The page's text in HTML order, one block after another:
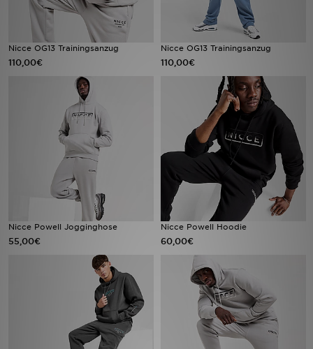
Nicce OG13 Trainingsanzug
110,00€
Nicce OG13 Trainingsanzug
110,00€
Nicce Powell Jogginghose
55,00€
Nicce Powell Hoodie
60,00€
JD Exklusives
Fußball
Lade Die APP
Geschenkkarte
Filialfinder
Meine Nachrichten
Bestellverfolgung
Trending Styles